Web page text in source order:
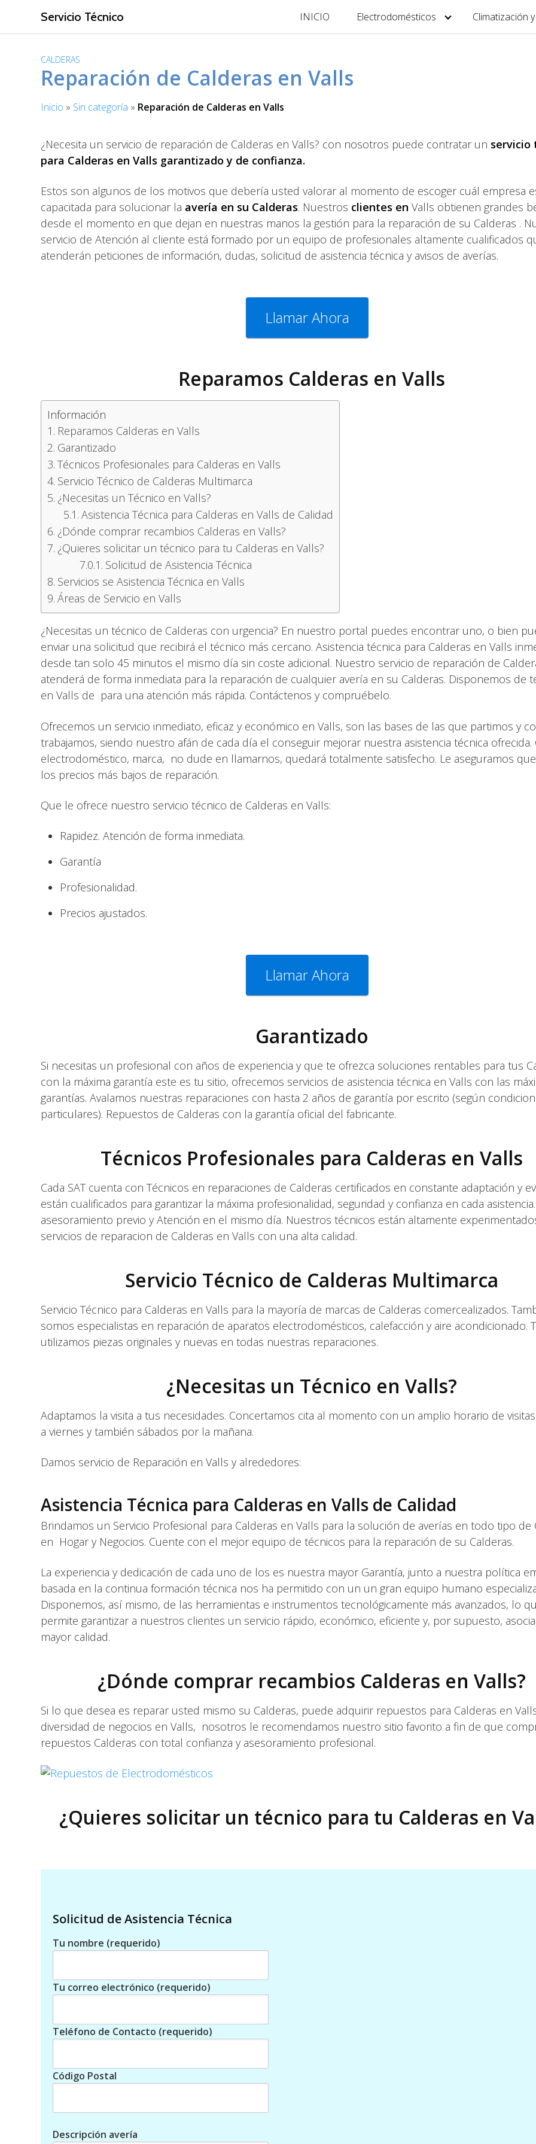
l
Servicio Técnico INICIO Electrodomésticos Climatización y
CALDERAS
Reparación de Calderas en Valls
Inicio » Sin categoría » Reparación de Calderas en Valls
¿Necesita un servicio de reparación de Calderas en Valls? con nosotros puede contratar un servicio
para Calderas en Valls garantizado y de confianza.
Estos son algunos de los motivos que debería usted valorar al momento de escoger cuál empresa
capacitada para solucionar la avería en su Calderas. Nuestros clientes en Valls obtienen grandes
desde el momento en que dejan en nuestras manos la gestión para la reparación de su Calderas .
servicio de Atención al cliente está formado por un equipo de profesionales altamente cualificados
atenderán peticiones de información, dudas, solicitud de asistencia técnica y avisos de averías.
Llamar Ahora
Reparamos Calderas en Valls
Información
Reparamos Calderas en Valls
Garantizado
Técnicos Profesionales para Calderas en Valls
Servicio Técnico de Calderas Multimarca
¿Necesitas un Técnico en Valls?
Asistencia Técnica para Calderas en Valls de Calidad
¿Dónde comprar recambios Calderas en Valls?
¿Quieres solicitar un técnico para tu Calderas en Valls?
Solicitud de Asistencia Técnica
Servicios se Asistencia Técnica en Valls
Áreas de Servicio en Valls
¿Necesitas un técnico de Calderas con urgencia? En nuestro portal puedes encontrar uno, o bien
enviar una solicitud que recibirá el técnico más cercano. Asistencia técnica para Calderas en Valls
desde tan solo 45 minutos el mismo día sin coste adicional. Nuestro servicio de reparación de
atenderá de forma inmediata para la reparación de cualquier avería en su Calderas. Disponemos de
en Valls de para una atención más rápida. Contáctenos y compruébelo.
Ofrecemos un servicio inmediato, eficaz y económico en Valls, son las bases de las que partimos y
trabajamos, siendo nuestro afán de cada día el conseguir mejorar nuestra asistencia técnica ofrecida.
electrodoméstico, marca, no dude en llamarnos, quedará totalmente satisfecho. Le aseguramos
los precios más bajos de reparación.
Que le ofrece nuestro servicio técnico de Calderas en Valls:
Rapidez. Atención de forma inmediata.
Garantía
Profesionalidad.
Precios ajustados.
Llamar Ahora
Garantizado
Si necesitas un profesional con años de experiencia y que te ofrezca soluciones rentables para tus
con la máxima garantía este es tu sitio, ofrecemos servicios de asistencia técnica en Valls con las
garantías. Avalamos nuestras reparaciones con hasta 2 años de garantía por escrito (según
particulares). Repuestos de Calderas con la garantía oficial del fabricante.
Técnicos Profesionales para Calderas en Valls
Cada SAT cuenta con Técnicos en reparaciones de Calderas certificados en constante adaptación y
están cualificados para garantizar la máxima profesionalidad, seguridad y confianza en cada
asesoramiento previo y Atención en el mismo día. Nuestros técnicos están altamente
servicios de reparacion de Calderas en Valls con una alta calidad.
Servicio Técnico de Calderas Multimarca
Servicio Técnico para Calderas en Valls para la mayoría de marcas de Calderas comercealizados.
somos especialistas en reparación de aparatos electrodomésticos, calefacción y aire acondicionado.
utilizamos piezas originales y nuevas en todas nuestras reparaciones.
¿Necesitas un Técnico en Valls?
Adaptamos la visita a tus necesidades. Concertamos cita al momento con un amplio horario de
a viernes y también sábados por la mañana.
Damos servicio de Reparación en Valls y alrededores:
Asistencia Técnica para Calderas en Valls de Calidad
Brindamos un Servicio Profesional para Calderas en Valls para la solución de averías en todo tipo de
en Hogar y Negocios. Cuente con el mejor equipo de técnicos para la reparación de su Calderas.
La experiencia y dedicación de cada uno de los es nuestra mayor Garantía, junto a nuestra política
basada en la continua formación técnica nos ha permitido con un un gran equipo humano
Disponemos, así mismo, de las herramientas e instrumentos tecnológicamente más avanzados, lo
permite garantizar a nuestros clientes un servicio rápido, económico, eficiente y, por supuesto,
mayor calidad.
¿Dónde comprar recambios Calderas en Valls?
Si lo que desea es reparar usted mismo su Calderas, puede adquirir repuestos para Calderas en
diversidad de negocios en Valls, nosotros le recomendamos nuestro sitio favorito a fin de que
repuestos Calderas con total confianza y asesoramiento profesional.
¿Quieres solicitar un técnico para tu Calderas en
Solicitud de Asistencia Técnica
Tu nombre (requerido)
Tu correo electrónico (requerido)
Teléfono de Contacto (requerido)
Código Postal
Descripción avería